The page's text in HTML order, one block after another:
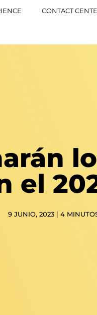
CONTACT
el
9 JUNIO, 2023 | 4